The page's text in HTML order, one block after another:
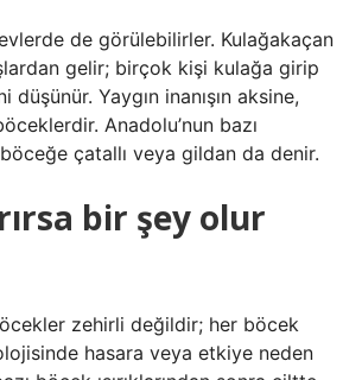
de görülebilirler. Kulağakaçan
gelir; birçok kişi kulağa girip
Yaygın inanışın aksine,
Anadolu’nun bazı
çatallı veya gildan da denir.
bir şey olur
zehirli değildir; her böcek
hasara veya etkiye neden